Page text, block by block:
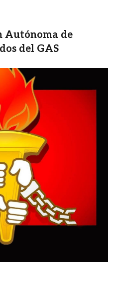
Autónoma de
del GAS